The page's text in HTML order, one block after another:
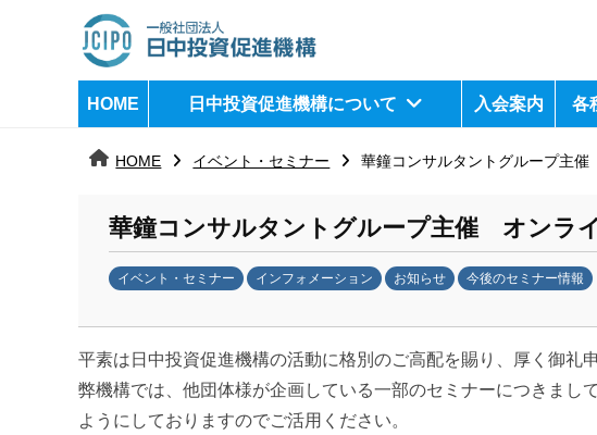
日
中
進
機
構
j
HOME 日中投資促進機構について 入会案内 各
HOME イベント・セミナー 華鐘コンサルタントグループ主
華鐘コンサルタントグループ主催 オンラ
イベント・セミナー インフォメーション お知らせ 今後のセミナー情報
日
中
投
平素は日中投資促進機構の活動に格別のご高配を賜り、厚く御礼
弊機構では、他団体様が企画している一部のセミナーにつきまし
ようにしておりますのでご活用ください。